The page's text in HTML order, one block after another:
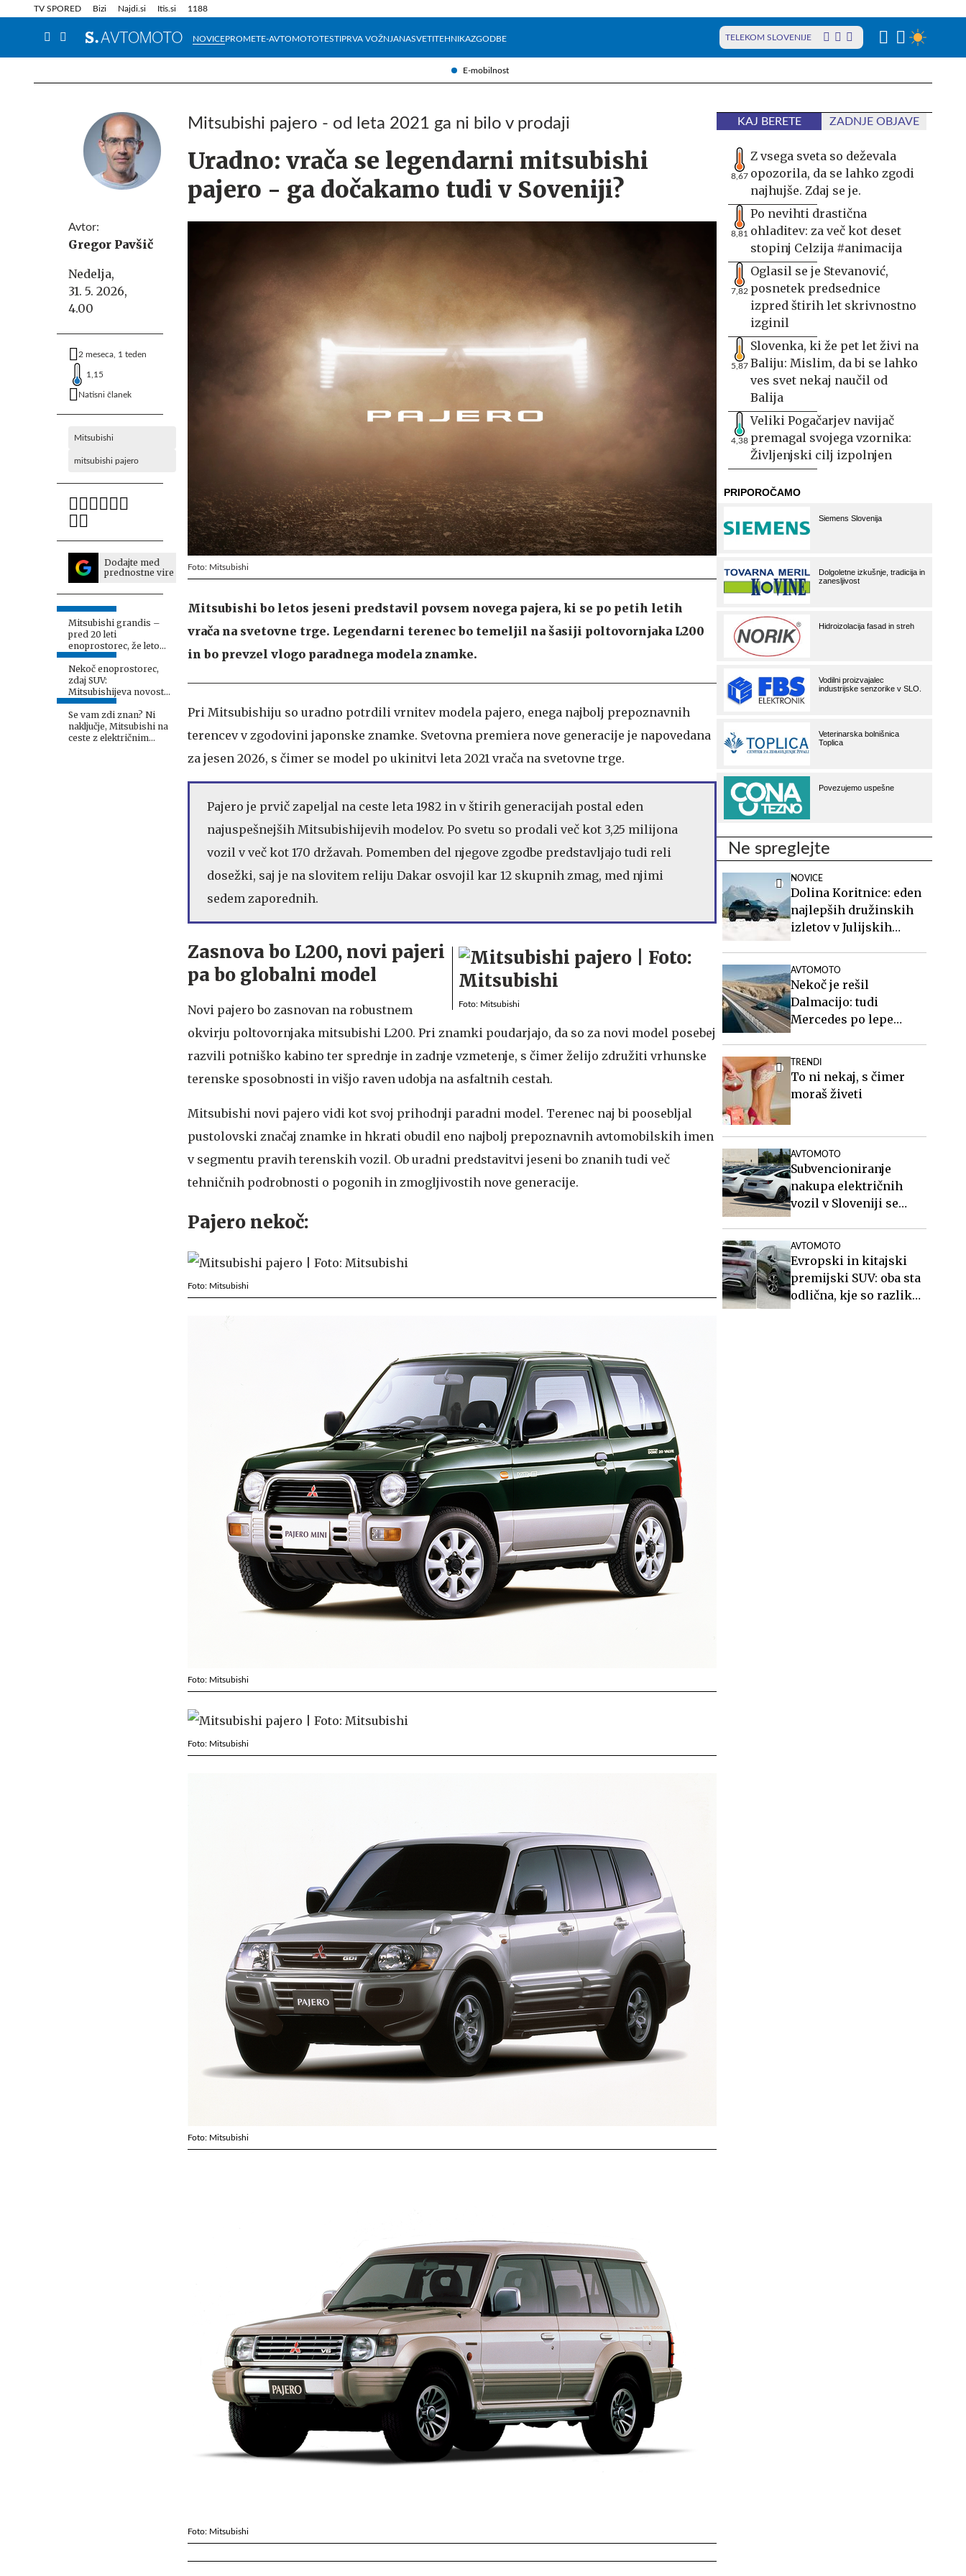
E-mobilnost
TV SPORED Bizi Najdi.si Itis.si 1188
NOVICEPROMETE-AVTOMOTOTESTIPRVA VOŽNJANASVETITEHNIKAZGODBE TELEKOM SLOVENIJE
Info in obvestila Tehnik
Avtor:
Gregor Pavšič
Nedelja,
31. 5. 2026,
4.00
2 meseca, 1 teden
1,15
Natisni članek
Mitsubishi
mitsubishi pajero
Dodajte med
prednostne vire
Mitsubishi grandis –
pred 20 leti
enoprostorec, že letos
športni terenec #foto
Nekoč enoprostorec,
zdaj SUV:
Mitsubishijeva novost
je zanimiva tudi za
družine
Se vam zdi znan? Ni
naključje, Mitsubishi na
ceste z električnim
Mitsubishi pajero - od leta 2021 ga ni bilo v prodaji
Uradno: vrača se legendarni mitsubishi
pajero - ga dočakamo tudi v Soveniji?
Foto: Mitsubishi
Mitsubishi bo letos jeseni predstavil povsem novega pajera, ki se po petih letih
vrača na svetovne trge. Legendarni terenec bo temeljil na šasiji poltovornjaka L200
in bo prevzel vlogo paradnega modela znamke.
Pri Mitsubishiju so uradno potrdili vrnitev modela pajero, enega najbolj prepoznavnih
terencev v zgodovini japonske znamke. Svetovna premiera nove generacije je napovedana
za jesen 2026, s čimer se model po ukinitvi leta 2021 vrača na svetovne trge.
Pajero je prvič zapeljal na ceste leta 1982 in v štirih generacijah postal eden
najuspešnejših Mitsubishijevih modelov. Po svetu so prodali več kot 3,25 milijona
vozil v več kot 170 državah. Pomemben del njegove zgodbe predstavljajo tudi reli
dosežki, saj je na slovitem reliju Dakar osvojil kar 12 skupnih zmag, med njimi
sedem zaporednih.
Foto: Mitsubishi
Zasnova bo L200, novi pajeri
pa bo globalni model
Novi pajero bo zasnovan na robustnem
okvirju poltovornjaka mitsubishi L200. Pri znamki poudarjajo, da so za novi model posebej
razvili potniško kabino ter sprednje in zadnje vzmetenje, s čimer želijo združiti vrhunske
terenske sposobnosti in višjo raven udobja na asfaltnih cestah.
Mitsubishi novi pajero vidi kot svoj prihodnji paradni model. Terenec naj bi poosebljal
pustolovski značaj znamke in hkrati obudil eno najbolj prepoznavnih avtomobilskih imen
v segmentu pravih terenskih vozil. Ob uradni predstavitvi jeseni bo znanih tudi več
tehničnih podrobnosti o pogonih in zmogljivostih nove generacije.
Pajero nekoč:
Foto: Mitsubishi
Foto: Mitsubishi
Foto: Mitsubishi
Foto: Mitsubishi
Foto: Mitsubishi
KAJ BERETE ZADNJE OBJAVE
8,67
Z vsega sveta so deževala
opozorila, da se lahko zgodi
najhujše. Zdaj se je.
8,81
Po nevihti drastična
ohladitev: za več kot deset
stopinj Celzija #animacija
7,82
Oglasil se je Stevanović,
posnetek predsednice
izpred štirih let skrivnostno
izginil
5,87
Slovenka, ki že pet let živi na
Baliju: Mislim, da bi se lahko
ves svet nekaj naučil od
Balija
4,38
Veliki Pogačarjev navijač
premagal svojega vzornika:
Življenjski cilj izpolnjen
Ne spreglejte
NOVICE
Dolina Koritnice: eden
najlepših družinskih
izletov v Julijskih
AVTOMOTO
Nekoč je rešil
Dalmacijo: tudi
Mercedes po lepe
TRENDI
To ni nekaj, s čimer
moraš živeti
AVTOMOTO
Subvencioniranje
nakupa električnih
vozil v Sloveniji se
AVTOMOTO
Evropski in kitajski
premijski SUV: oba sta
odlična, kje so razlike